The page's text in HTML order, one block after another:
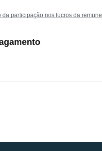
da participação nos lucros da